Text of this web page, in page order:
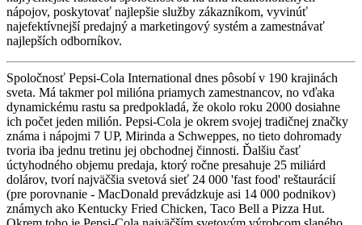
nápojov, poskytovať najlepšie služby zákazníkom, vyvinúť
najefektívnejší predajný a marketingový systém a zamestnávať
najlepších odborníkov.
Spoločnosť Pepsi-Cola International dnes pôsobí v 190 krajinách
sveta. Má takmer pol milióna priamych zamestnancov, no vďaka
dynamickému rastu sa predpokladá, že okolo roku 2000 dosiahne
ich počet jeden milión. Pepsi-Cola je okrem svojej tradičnej značky
známa i nápojmi 7 UP, Mirinda a Schweppes, no tieto dohromady
tvoria iba jednu tretinu jej obchodnej činnosti. Ďalšiu časť
úctyhodného objemu predaja, ktorý ročne presahuje 25 miliárd
dolárov, tvorí najväčšia svetová sieť 24 000 'fast food' reštaurácií
(pre porovnanie - MacDonald prevádzkuje asi 14 000 podnikov)
známych ako Kentucky Fried Chicken, Taco Bell a Pizza Hut.